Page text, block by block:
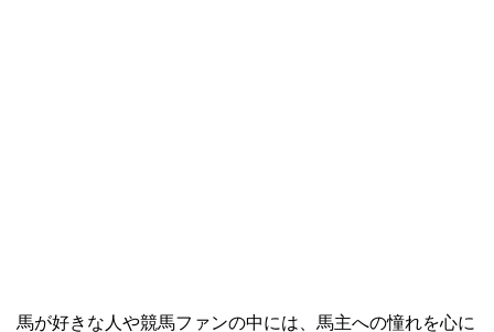
馬が好きな人や競馬ファンの中には、馬主への憧れを心に